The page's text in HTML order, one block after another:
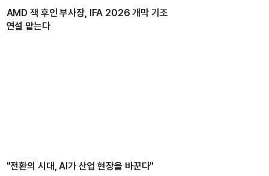
AMD 잭 후인 부사장, IFA 2026 개막 기조
연설 맡는다
"전환의 시대, AI가 산업 현장을 바꾼다"